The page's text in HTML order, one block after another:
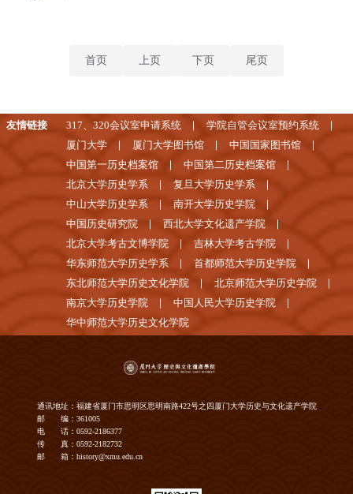
首页 上页 下页 尾页
友情链接 317、320会议室申请系统
学院自管会议室预约系统
厦门大学
厦门大学图书馆
中国国家图书馆
中国第一历史档案馆
中国第二历史档案馆
北京大学历史学系
复旦大学历史学系
中山大学历史学系
南开大学历史学院
中国历史研究院
西北大学文化遗产学院
北京大学考古文博学院
吉林大学考古学院
华东师范大学历史学系
首都师范大学历史学院
东北师范大学历史文化学院
北京师范大学历史学院
南京大学历史学院
中国人民大学历史学院
华中师范大学历史文化学院
通讯地址：福建省厦门市思明区思明南路422号之四厦门大学历史与文化遗产学院
邮 编：361005
电 话：0592-2186377
传 真：0592-2182732
邮 箱：history@xmu.edu.cn